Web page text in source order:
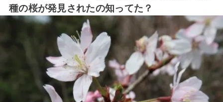
種の桜が発見されたの知ってた？